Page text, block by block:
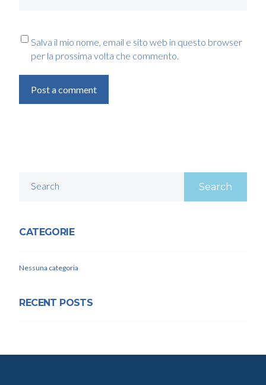
Salva il mio nome, email e sito web in questo browser
per la prossima volta che commento.
Post a comment
Search
CATEGORIE
Nessuna categoria
RECENT POSTS